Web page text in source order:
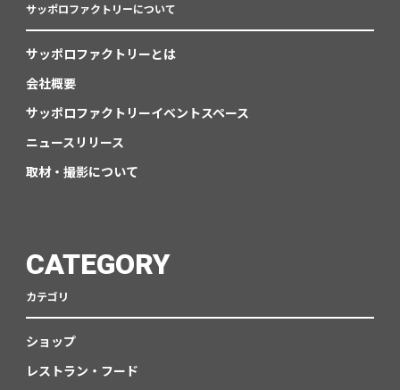
サッポロファクトリーについて
サッポロファクトリーとは
会社概要
サッポロファクトリーイベントスペース
ニュースリリース
取材・撮影について
CATEGORY
カテゴリ
ショップ
レストラン・フード